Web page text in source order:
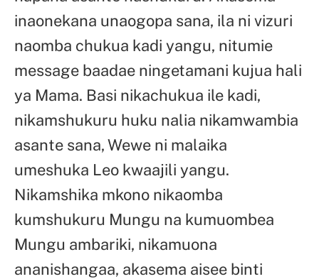
inaonekana unaogopa sana, ila ni vizuri
naomba chukua kadi yangu, nitumie
message baadae ningetamani kujua hali
ya Mama. Basi nikachukua ile kadi,
nikamshukuru huku nalia nikamwambia
asante sana, Wewe ni malaika
umeshuka Leo kwaajili yangu.
Nikamshika mkono nikaomba
kumshukuru Mungu na kumuombea
Mungu ambariki, nikamuona
ananishangaa, akasema aisee binti